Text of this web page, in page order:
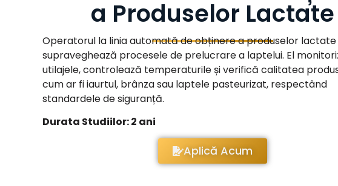
a Produselor Lactate
Operatorul la linia automată de obținere a produselor lactate
supraveghează procesele de prelucrare a laptelui. El
utilajele, controlează temperaturile și verifică calitatea
cum ar fi iaurtul, brânza sau laptele pasteurizat, respectând
standardele de siguranță.
Durata Studiilor: 2 ani
Aplică Acum